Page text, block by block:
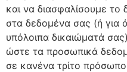
και να διασφαλίσουμε το
στα δεδομένα σας (ή για
υπόλοιπα δικαιώματά
ώστε τα προσωπικά
σε κανένα τρίτο